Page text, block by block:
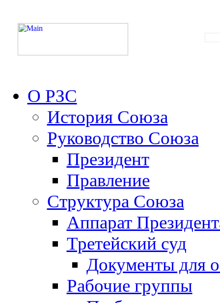
О РЗС
История Союза
Руководство Союза
Президент
Правление
Структура Союза
Аппарат
Третейский суд
Документы для
Рабочие группы